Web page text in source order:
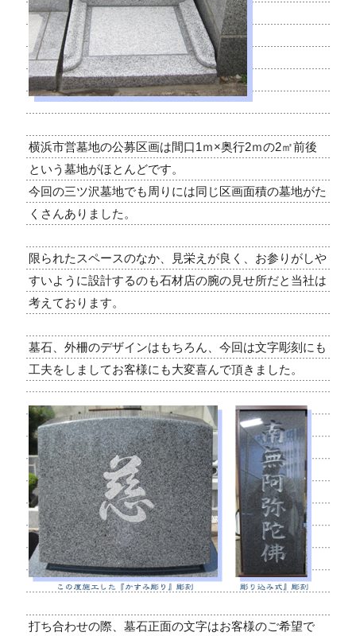
横浜市営墓地の公募区画は間口1ｍ×奥行2ｍの2㎡前後
という墓地がほとんどです。
今回の三ツ沢墓地でも周りには同じ区画面積の墓地がた
くさんありました。
限られたスペースのなか、見栄えが良く、お参りがしや
すいように設計するのも石材店の腕の見せ所だと当社は
考えております。
墓石、外柵のデザインはもちろん、今回は文字彫刻にも
工夫をしましてお客様にも大変喜んで頂きました。
打ち合わせの際、墓石正面の文字はお客様のご希望で